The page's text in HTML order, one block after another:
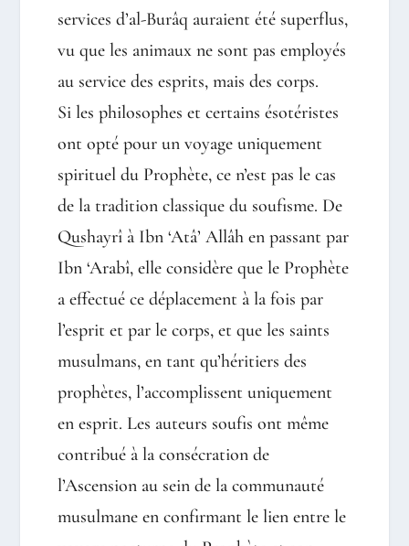
services d’al-Burâq auraient été superflus,
vu que les animaux ne sont pas employés
au service des esprits, mais des corps.
Si les philosophes et certains ésotéristes
ont opté pour un voyage uniquement
spirituel du Prophète, ce n’est pas le cas
de la tradition classique du soufisme. De
Qushayrî à Ibn ‘Atâ’ Allâh en passant par
Ibn ‘Arabî, elle considère que le Prophète
a effectué ce déplacement à la fois par
l’esprit et par le corps, et que les saints
musulmans, en tant qu’héritiers des
prophètes, l’accomplissent uniquement
en esprit. Les auteurs soufis ont même
contribué à la consécration de
l’Ascension au sein de la communauté
musulmane en confirmant le lien entre le